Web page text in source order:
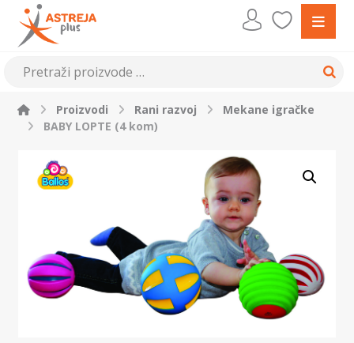
Proizvodi Rani razvoj
Mekane igračke
BABY LOPTE (4 kom)